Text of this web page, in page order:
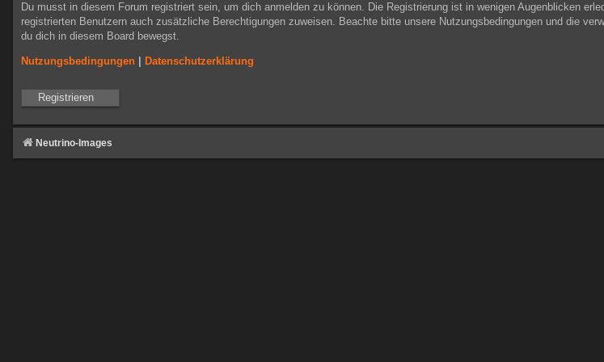
Du musst in diesem Forum registriert sein, um dich anmelden zu können. Die Registrierung ist in wenigen Augenblicken
registrierten Benutzern auch zusätzliche Berechtigungen zuweisen. Beachte bitte unsere Nutzungsbedingungen und die
du dich in diesem Board bewegst.
Nutzungsbedingungen Datenschutzerklärung
Registrieren
Neutrino-Images